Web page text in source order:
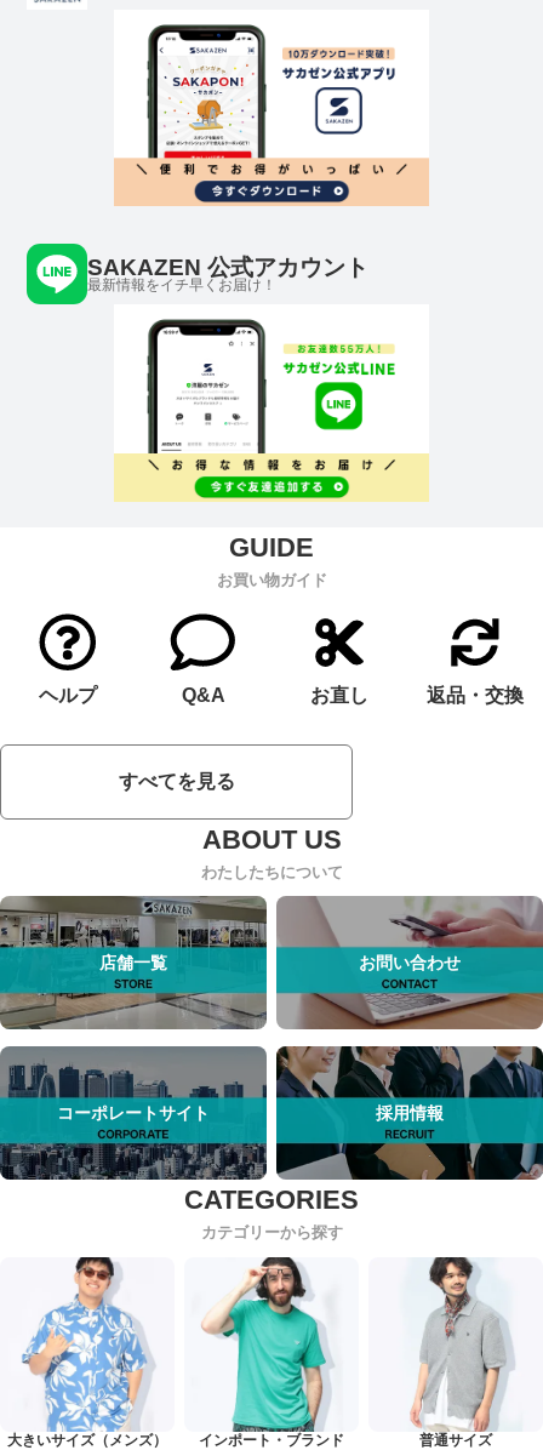
SAKAZEN 公式アカウント
最新情報をイチ早くお届け！
お買い物ガイド
ヘルプ Q&A お直し 返品・交換
すべてを見る
わたしたちについて
店舗一覧 お問い合わせ
コーポレートサイト 採用情報
カテゴリーから探す
大きいサイズ（メンズ） インポート・ブランド 普通サイズ